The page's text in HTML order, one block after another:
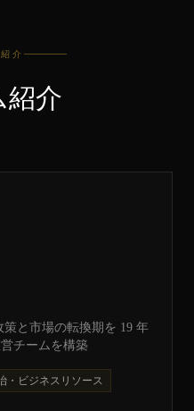
介
紹介
と市場の転換期を 19 年
チームを構築
・ビジネスリソース